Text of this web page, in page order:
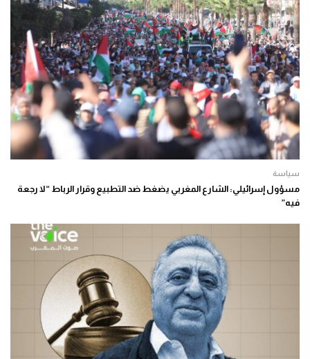
سياسة
مسؤول إسرائيلي: الشارع المغربي يضغط ضد التطبيع وقرار الرباط “لا رجعة
فيه”